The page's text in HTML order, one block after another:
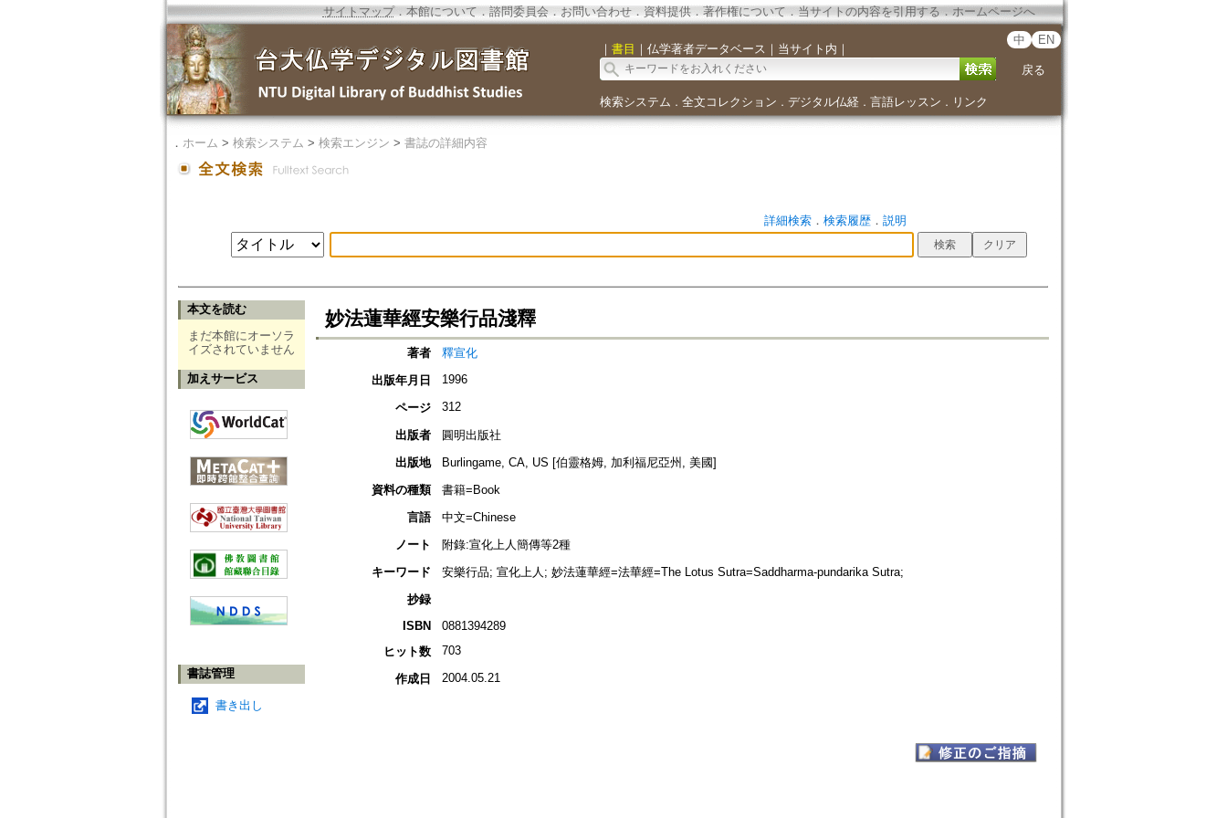
サイトマップ．本館について ． 諮問委員会． お問い合わせ． 資料提供． 著作権について．当サイトの内容を引用する ． ホームページへ
｜ 書目 ｜ 仏学著者データベース ｜ 当サイト内 ｜
中 EN
戻る
検索システム ． 全文コレクション ． デジタル仏経． 言語レッスン ． リンク
． ホーム > 検索システム > 検索エンジン > 書誌の詳細内容
詳細検索． 検索履歴． 説明
本文を読む
まだ本館にオーソラ
イズされていません
加えサービス
書誌管理
書き出し
妙法蓮華經安樂行品淺釋
著者
釋宣化
出版年月日
1996
ページ 312
出版者
圓明出版社
出版地
Burlingame, CA, US [伯靈格姆, 加利福尼亞州, 美國]
資料の種類
書籍=Book
言語
中文=Chinese
ノート
附錄:宣化上人簡傳等2種
キーワード
安樂行品; 宣化上人; 妙法蓮華經=法華經=The Lotus Sutra=Saddharma-pundarika Sutra;
抄録
ISBN
0881394289
ヒット数
703
作成日 2004.05.21